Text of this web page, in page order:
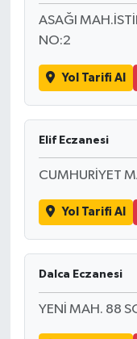
ASAĞI
NO:2
Yol Tarifi Al
Elif Eczanesi
CUMHURİYET
Yol Tarifi Al
Dalca Eczanesi
YENİ MAH. 88